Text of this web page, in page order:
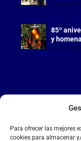
Para ofrecer las mejores
cookies para almacenar
Jul 18,
85º
y
Jul 15,
LA FALANGE
Reproductor